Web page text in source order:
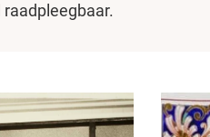
raadpleegbaar.